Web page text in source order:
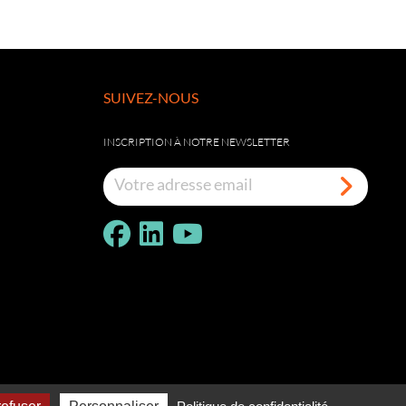
SUIVEZ-NOUS
INSCRIPTION À NOTRE NEWSLETTER